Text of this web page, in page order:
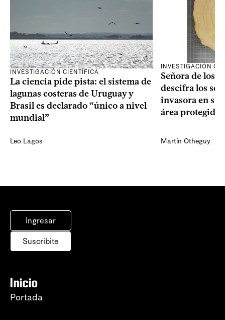
INVESTIGACIÓN CIENTÍFICA
La ciencia pide pista: el sistema de
lagunas costeras de Uruguay y
Brasil es declarado “único a nivel
mundial”
Leo Lagos
INVESTIGACIÓN
Señora de los
descifra los
invasora en su
área protegida
Martín Otheguy
Ingresar
Suscribite
Inicio
Portada